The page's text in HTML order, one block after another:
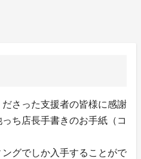
ださった支援者の皆様に感謝
ち店長手書きのお手紙（コ
ングでしか入手することがで